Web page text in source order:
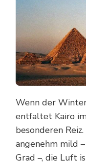
Wenn der
entfaltet Kairo
besonderen
angenehm mild
Grad –, die Luft